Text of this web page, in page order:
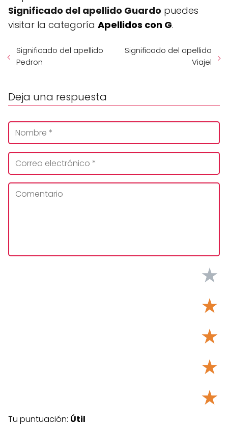
Significado del apellido Guardo puedes
visitar la categoría Apellidos con G.
Significado del apellido
Pedron
Significado del apellido
Viajel
Deja una respuesta
★
★
★
★
★
Tu puntuación: Útil